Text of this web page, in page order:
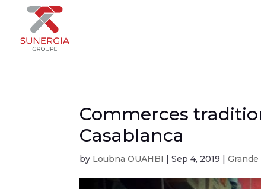
Commerces
Casablanca
by Loubna OUAHBI |Sep 4, 2019 |